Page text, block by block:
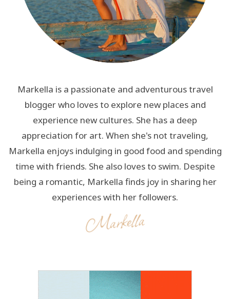
Markella is a passionate and adventurous travel
blogger who loves to explore new places and
experience new cultures. She has a deep
appreciation for art. When she's not traveling,
Markella enjoys indulging in good food and spending
time with friends. She also loves to swim. Despite
being a romantic, Markella finds joy in sharing her
experiences with her followers.